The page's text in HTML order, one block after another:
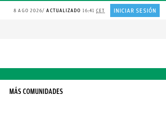
8 AGO 2026 ACTUALIZADO 16:41CET INICIAR SESIÓN
MÁS COMUNIDADES